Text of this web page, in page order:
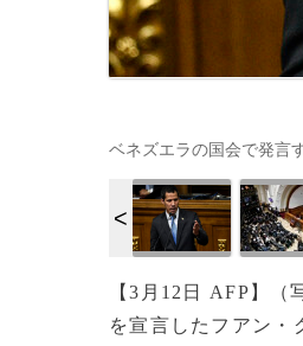
ベネズエラの国会で発言
【3月12日 AFP】
を宣言したフアン・